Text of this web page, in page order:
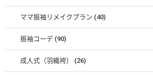
ママ振袖リメイクプラン (40)
振袖コーデ (90)
成人式（羽織袴） (26)